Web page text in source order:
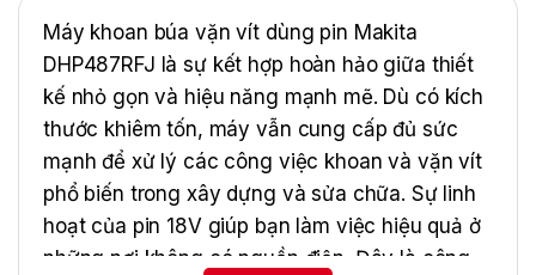
Máy khoan búa vặn vít dùng pin Makita
DHP487RFJ là sự kết hợp hoàn hảo giữa thiết
kế nhỏ gọn và hiệu năng mạnh mẽ. Dù có kích
thước khiêm tốn, máy vẫn cung cấp đủ sức
mạnh để xử lý các công việc khoan và vặn vít
phổ biến trong xây dựng và sửa chữa. Sự linh
hoạt của pin 18V giúp bạn làm việc hiệu quả ở
những nơi không có nguồn điện. Đây là công